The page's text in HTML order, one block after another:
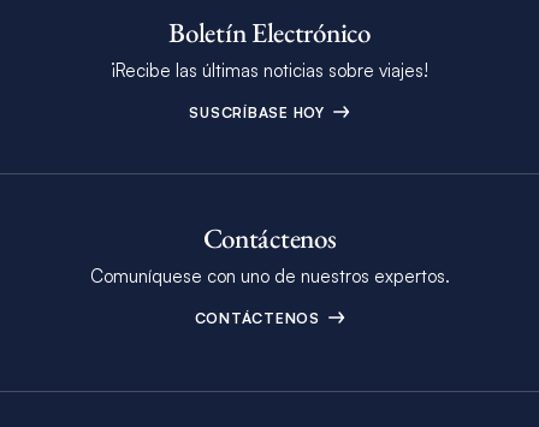
Boletín Electrónico
¡Recibe las últimas noticias sobre viajes!
SUSCRÍBASE HOY
Contáctenos
Comuníquese con uno de nuestros expertos.
CONTÁCTENOS